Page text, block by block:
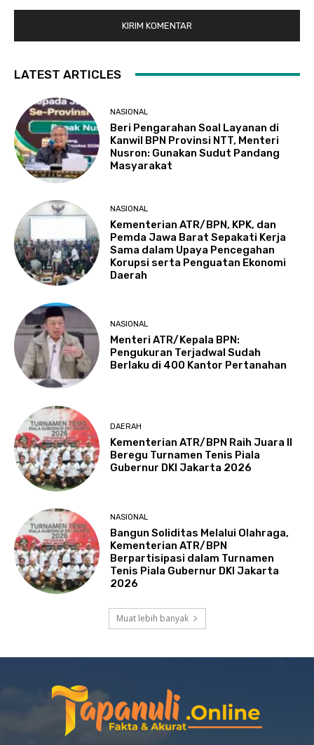
LATEST ARTICLES
NASIONAL
Beri Pengarahan Soal Layanan di
Kanwil BPN Provinsi NTT, Menteri
Nusron: Gunakan Sudut Pandang
Masyarakat
NASIONAL
Kementerian ATR/BPN, KPK, dan
Pemda Jawa Barat Sepakati Kerja
Sama dalam Upaya Pencegahan
Korupsi serta Penguatan Ekonomi
Daerah
NASIONAL
Menteri ATR/Kepala BPN:
Pengukuran Terjadwal Sudah
Berlaku di 400 Kantor Pertanahan
DAERAH
Kementerian ATR/BPN Raih Juara II
Beregu Turnamen Tenis Piala
Gubernur DKI Jakarta 2026
NASIONAL
Bangun Soliditas Melalui Olahraga,
Kementerian ATR/BPN
Berpartisipasi dalam Turnamen
Tenis Piala Gubernur DKI Jakarta
2026
Muat lebih banyak